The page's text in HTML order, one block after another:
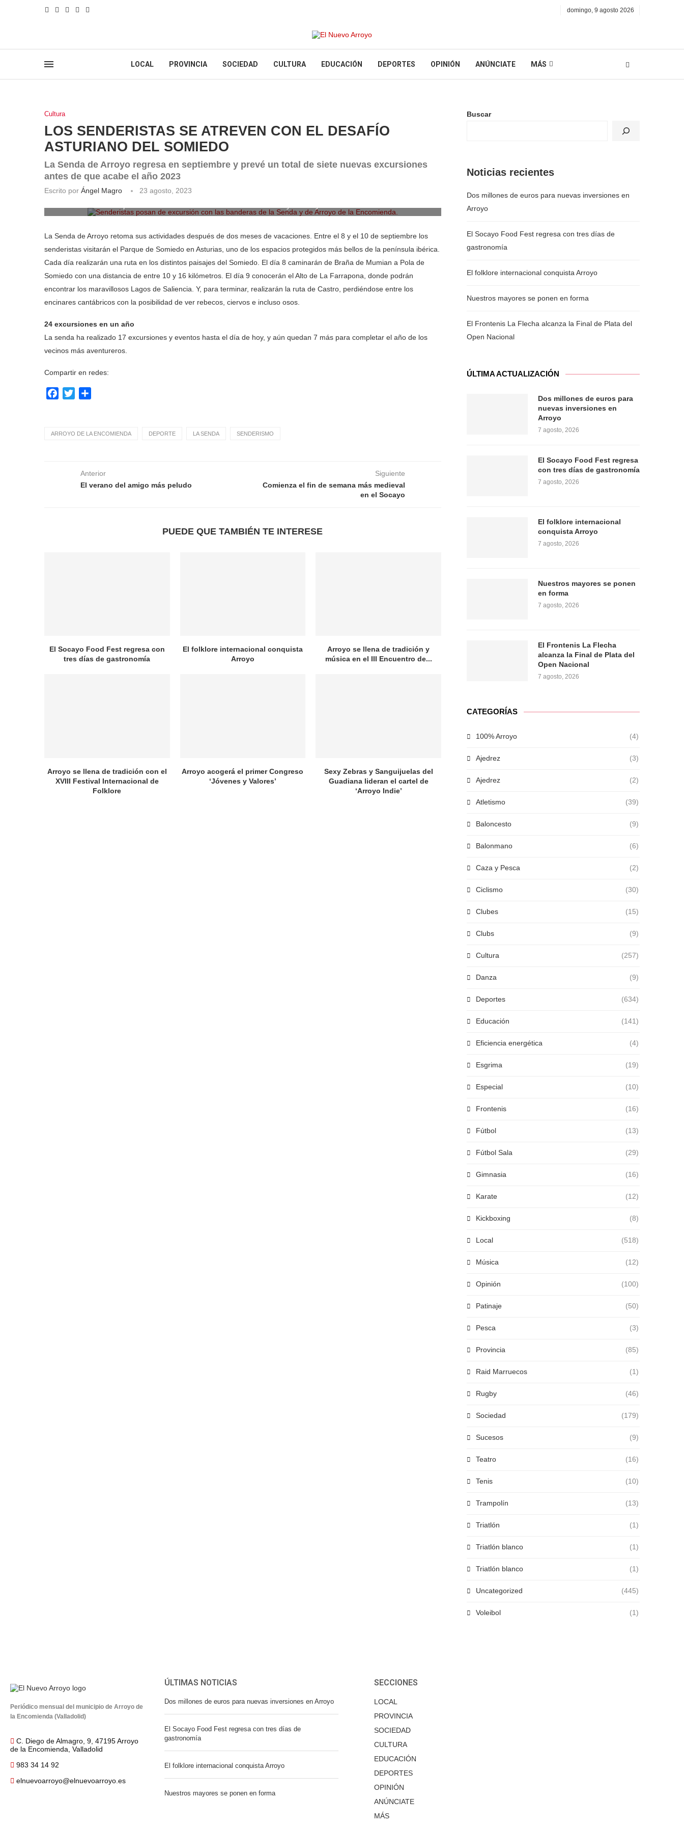
domingo, 9 agosto 2026
LOCAL PROVINCIA SOCIEDAD CULTURA EDUCACIÓN DEPORTES OPINIÓN ANÚNCIATE MÁS
Cultura
LOS SENDERISTAS SE ATREVEN CON EL DESAFÍO
ASTURIANO DEL SOMIEDO
La Senda de Arroyo regresa en septiembre y prevé un total de siete nuevas excursiones
antes de que acabe el año 2023
Escrito por Ángel Magro
23 agosto, 2023
La Senda de Arroyo retoma sus actividades después de dos meses de vacaciones. Entre el 8 y el 10 de septiembre los
senderistas visitarán el Parque de Somiedo en Asturias, uno de los espacios protegidos más bellos de la península ibérica.
Cada día realizarán una ruta en los distintos paisajes del Somiedo. El día 8 caminarán de Braña de Mumian a Pola de
Somiedo con una distancia de entre 10 y 16 kilómetros. El día 9 conocerán el Alto de La Farrapona, donde podrán
encontrar los maravillosos Lagos de Saliencia. Y, para terminar, realizarán la ruta de Castro, perdiéndose entre los
encinares cantábricos con la posibilidad de ver rebecos, ciervos e incluso osos.
24 excursiones en un año
La senda ha realizado 17 excursiones y eventos hasta el día de hoy, y aún quedan 7 más para completar el año de los
vecinos más aventureros.
Compartir en redes:
Facebook
Twitter
ARROYO DE LA ENCOMIENDA DEPORTE LA SENDA SENDERISMO
Anterior
El verano del amigo más peludo
Siguiente
Comienza el fin de semana más medieval
en el Socayo
PUEDE QUE TAMBIÉN TE INTERESE
El Socayo Food Fest regresa con
tres días de gastronomía
El folklore internacional conquista
Arroyo
Arroyo se llena de tradición y
música en el III Encuentro de...
Arroyo se llena de tradición con el
XVIII Festival Internacional de
Folklore
Arroyo acogerá el primer Congreso
‘Jóvenes y Valores’
Sexy Zebras y Sanguijuelas del
Guadiana lideran el cartel de
‘Arroyo Indie’
Buscar
Noticias recientes
Dos millones de euros para nuevas inversiones en
Arroyo
El Socayo Food Fest regresa con tres días de
gastronomía
El folklore internacional conquista Arroyo
Nuestros mayores se ponen en forma
El Frontenis La Flecha alcanza la Final de Plata del
Open Nacional
ÚLTIMA ACTUALIZACIÓN
Dos millones de euros para
nuevas inversiones en
Arroyo
7 agosto, 2026
El Socayo Food Fest regresa
con tres días de gastronomía
7 agosto, 2026
El folklore internacional
conquista Arroyo
7 agosto, 2026
Nuestros mayores se ponen
en forma
7 agosto, 2026
El Frontenis La Flecha
alcanza la Final de Plata del
Open Nacional
7 agosto, 2026
CATEGORÍAS
100% Arroyo (4)
Ajedrez (3)
Ajedrez (2)
Atletismo (39)
Baloncesto (9)
Balonmano (6)
Caza y Pesca (2)
Ciclismo (30)
Clubes (15)
Clubs (9)
Cultura (257)
Danza (9)
Deportes (634)
Educación (141)
Eficiencia energética (4)
Esgrima (19)
Especial (10)
Frontenis (16)
Fútbol (13)
Fútbol Sala (29)
Gimnasia (16)
Karate (12)
Kickboxing (8)
Local (518)
Música (12)
Opinión (100)
Patinaje (50)
Pesca (3)
Provincia (85)
Raid Marruecos (1)
Rugby (46)
Sociedad (179)
Sucesos (9)
Teatro (16)
Tenis (10)
Trampolín (13)
Triatlón (1)
Triatlón blanco (1)
Triatlón blanco (1)
Uncategorized (445)
Voleibol (1)
Periódico mensual del municipio de Arroyo de
la Encomienda (Valladolid)
C. Diego de Almagro, 9, 47195 Arroyo
de la Encomienda, Valladolid
983 34 14 92
elnuevoarroyo@elnuevoarroyo.es
ÚLTIMAS NOTICIAS
Dos millones de euros para nuevas inversiones en Arroyo
El Socayo Food Fest regresa con tres días de
gastronomía
El folklore internacional conquista Arroyo
Nuestros mayores se ponen en forma
SECCIONES
LOCAL
PROVINCIA
SOCIEDAD
CULTURA
EDUCACIÓN
DEPORTES
OPINIÓN
ANÚNCIATE
MÁS